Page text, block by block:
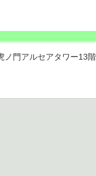
門アルセアタワー13